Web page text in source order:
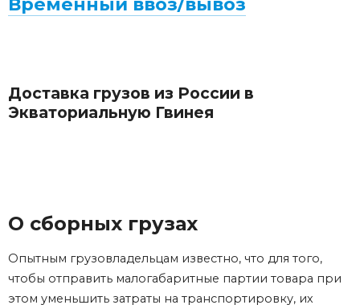
Доставка грузов из России в
Экваториальную Гвинея
О сборных грузах
Опытным грузовладельцам известно, что для того,
чтобы отправить малогабаритные партии товара при
этом уменьшить затраты на транспортировку, их